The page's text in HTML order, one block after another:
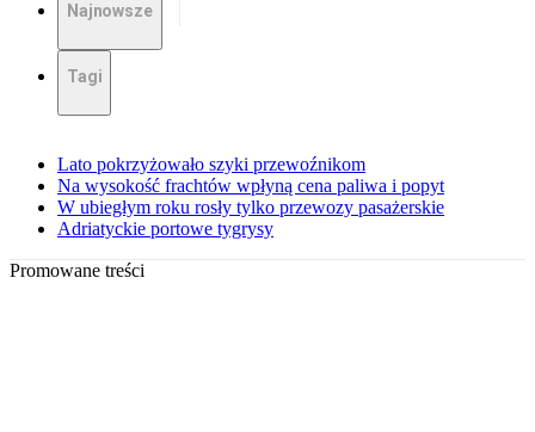
Najnowsze
Tagi
Lato pokrzyżowało szyki przewoźnikom
Na wysokość frachtów wpłyną cena paliwa i popyt
W ubiegłym roku rosły tylko przewozy pasażerskie
Adriatyckie portowe tygrysy
Promowane treści